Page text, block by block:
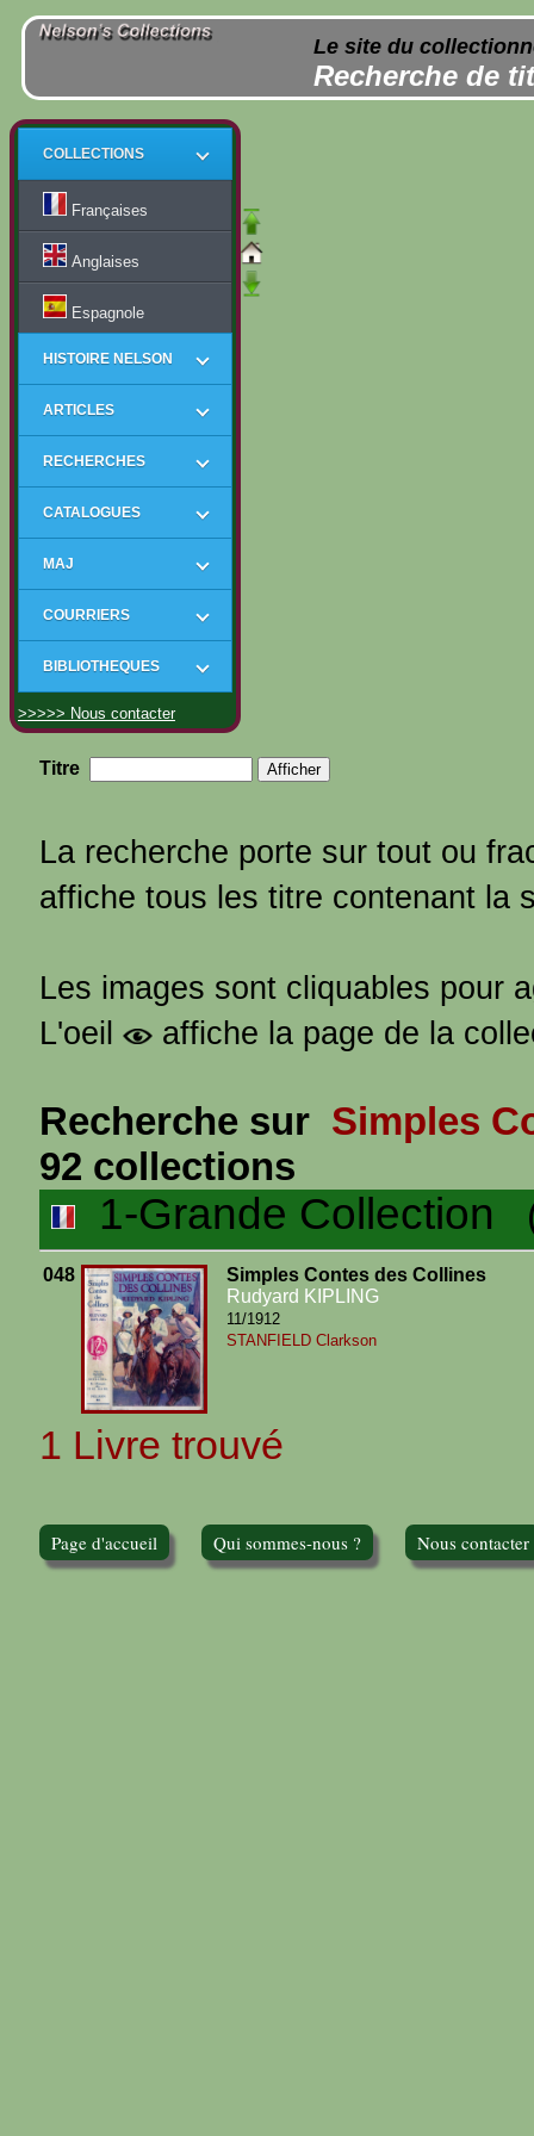
Le site du
Recherche de
COLLECTIONS
Françaises
Anglaises
Espagnole
HISTOIRE NELSON
ARTICLES
RECHERCHES
CATALOGUES
MAJ
COURRIERS
BIBLIOTHEQUES
>>>>> Nous contacter
Titre
La recherche porte sur tout ou
affiche tous les titre contenant la
Les images sont cliquables pour
L'oeil
affiche la page de la
Recherche sur Simples
92 collections
1-Grande Collection
048
Simples Contes des Collines
Rudyard KIPLING
11/1912
STANFIELD Clarkson
1 Livre trouvé
Page d'accueil Qui sommes-nous ? Nous contacter